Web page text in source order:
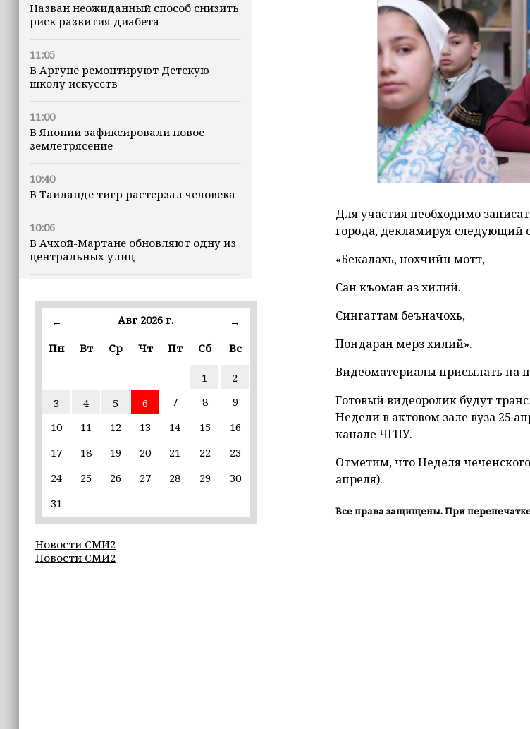
Назван неожиданный способ снизить
риск развития диабета
11:05
В Аргуне ремонтируют Детскую
школу искусств
11:00
В Японии зафиксировали новое
землетрясение
10:40
В Таиланде тигр растерзал человека
10:06
В Ачхой-Мартане обновляют одну из
центральных улиц
Минтруд ЧР усилит контроль за
качеством социальных услуг
09:41
Кадырова в восстановление Чечни
(+видео)
В Луну врезался кусок ракеты SpaceX
09:30
Всего за семь дней «Человек‑паук:
сборов 2026 года
← Авг 2026 г.
→
Пн
Вт Ср Чт Пт Сб Вс
1
2
3
4 5 6 7 8
9
10
11 12 13 14 15
16
17
18 19 20 21 22
23
24
25 26 27 28 29
30
31
Новости СМИ2
Новости СМИ2
Для участия необходимо
города, декламируя следующий
«Бекалахь, нохчийн мотт,
Сан къоман аз хилий.
Сингаттам беъначохь,
Пондаран мерз хилий».
Видеоматериалы присылать на
Готовый видеоролик будут
Недели в актовом зале вуза 25
канале ЧГПУ.
Отметим, что Неделя
апреля).
Все права защищены. При